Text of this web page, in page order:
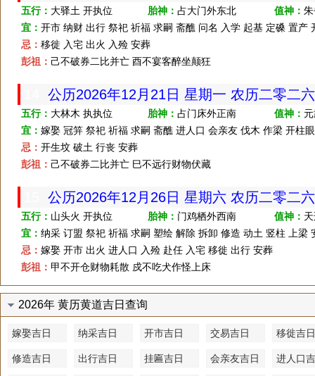
五行： 大驿土 开执位 胎神： 占大门外东北 值神：
宜： 开市 纳财 出行 祭祀 祈福 求嗣 斋醮 问名 入学 起基 定磉 置产
忌： 移徙 入宅 出火 入殓 安葬
彭祖： 己不破券二比并亡 酉不宴客醉坐颠狂
公历2026年12月21日 星期一 农历二零二
五行： 大林木 执执位 胎神： 占门床外正南 值神：
宜： 嫁娶 冠笄 祭祀 祈福 求嗣 斋醮 进人口 会亲友 伐木 作梁 开柱
忌： 开生坟 破土 行丧 安葬
彭祖： 己不破券二比并亡 巳不远行财物伏藏
公历2026年12月26日 星期六 农历二零二
五行： 山头火 开执位 胎神： 门鸡栖外西南 值神：
宜： 纳采 订盟 祭祀 祈福 求嗣 塑绘 解除 拆卸 修造 动土 竖柱 上梁
忌： 嫁娶 开市 出火 进人口 入殓 赴任 入宅 移徙 出行 安葬
彭祖： 甲不开仓财物耗散 戍不吃犬作怪上床
2026年 黄历黄道吉日查询
嫁娶吉日 纳采吉日 开市吉日 交易吉日 移徙吉日
修造吉日 出行吉日 挂匾吉日 会亲友吉日 进人口